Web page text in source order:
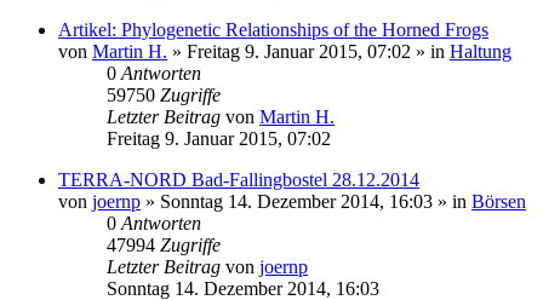
Artikel: Phylogenetic Relationships of the Horned Frogs
von Martin H. » Freitag 9. Januar 2015, 07:02 » in Haltung
0 Antworten
59750 Zugriffe
Letzter Beitrag von Martin H.
Freitag 9. Januar 2015, 07:02
TERRA-NORD Bad-Fallingbostel 28.12.2014
von joernp » Sonntag 14. Dezember 2014, 16:03 » in Börsen
0 Antworten
47994 Zugriffe
Letzter Beitrag von joernp
Sonntag 14. Dezember 2014, 16:03